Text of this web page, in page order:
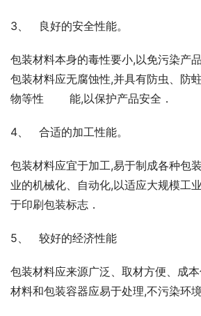
3、   良好的安全性能。
包装材料本身的毒性要小,以免污染产
包装材料应无腐蚀性,并具有防虫、防
物等性 　　能,以保护产品安全．
4、   合适的加工性能。
包装材料应宜于加工,易于制成各种包
业的机械化、自动化,以适应大规模工
于印刷包装标志．
5、   较好的经济性能
包装材料应来源广泛、取材方便、成
材料和包装容器应易于处理,不污染环